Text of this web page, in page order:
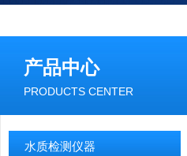
产品中心
PRODUCTS CENTER
水质检测仪器